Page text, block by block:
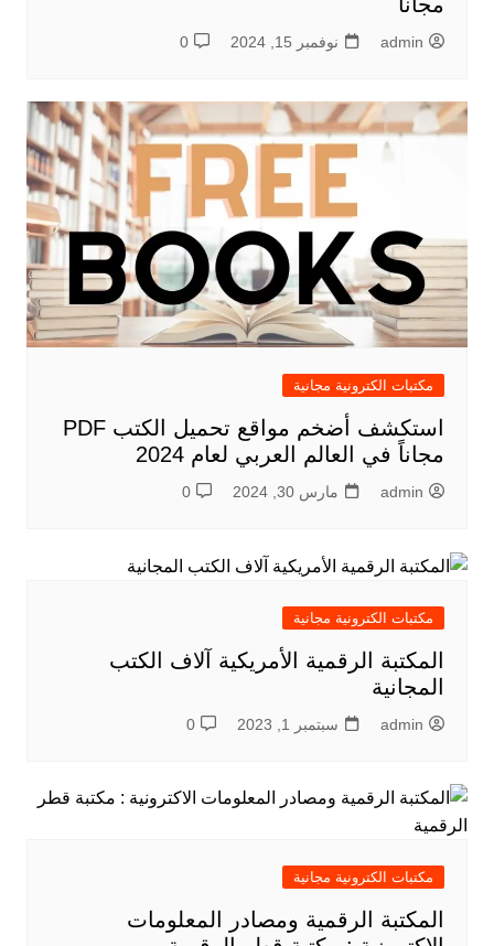
مجانًا
admin نوفمبر 15, 2024 0
مكتبات الكترونية مجانية
استكشف أضخم مواقع تحميل الكتب PDF
مجاناً في العالم العربي لعام 2024
admin مارس 30, 2024 0
مكتبات الكترونية مجانية
المكتبة الرقمية الأمريكية آلاف الكتب
المجانية
admin سبتمبر 1, 2023 0
مكتبات الكترونية مجانية
المكتبة الرقمية ومصادر المعلومات